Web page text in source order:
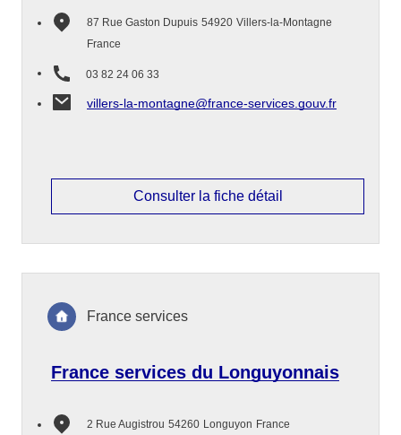
87 Rue Gaston Dupuis 54920 Villers-la-Montagne
France
03 82 24 06 33
villers-la-montagne@france-services.gouv.fr
Consulter la fiche détail
France services du Longuyonnais
2 Rue Augistrou 54260 Longuyon France
France services